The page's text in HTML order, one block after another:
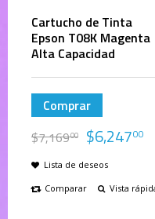
Cartucho de Tinta
Epson T08K Magenta
Alta Capacidad
Comprar
$7,16900 $6,24700
Lista de deseos
Comparar
Vista